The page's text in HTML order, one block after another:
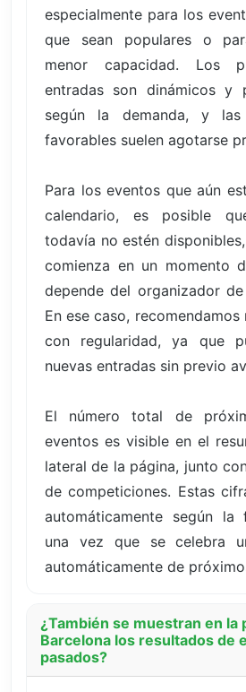
especialmente para los
que sean populares o
menor capacidad. Los
entradas son dinámicos y
según la demanda, y las
favorables suelen agotarse
Para los eventos que aún
calendario, es posible
todavía no estén
comienza en un momento
depende del organizador
En ese caso,
con regularidad, ya que
nuevas entradas sin previo
El número total de
eventos es visible en el
lateral de la página, junto
de competiciones. Estas
automáticamente según
una vez que se celebra
automáticamente de
¿También se muestran en la
Barcelona los resultados de
pasados?